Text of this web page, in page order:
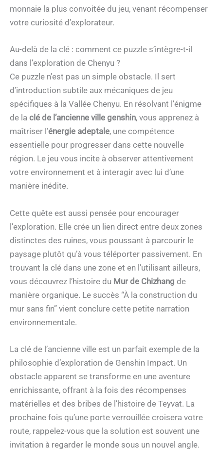
monnaie la plus convoitée du jeu, venant récompenser
votre curiosité d’explorateur.
Au-delà de la clé : comment ce puzzle s’intègre-t-il
dans l’exploration de Chenyu ?
Ce puzzle n’est pas un simple obstacle. Il sert
d’introduction subtile aux mécaniques de jeu
spécifiques à la Vallée Chenyu. En résolvant l’énigme
de la clé de l’ancienne ville genshin, vous apprenez à
maîtriser l’énergie adeptale, une compétence
essentielle pour progresser dans cette nouvelle
région. Le jeu vous incite à observer attentivement
votre environnement et à interagir avec lui d’une
manière inédite.
Cette quête est aussi pensée pour encourager
l’exploration. Elle crée un lien direct entre deux zones
distinctes des ruines, vous poussant à parcourir le
paysage plutôt qu’à vous téléporter passivement. En
trouvant la clé dans une zone et en l’utilisant ailleurs,
vous découvrez l’histoire du Mur de Chizhang de
manière organique. Le succès “À la construction du
mur sans fin” vient conclure cette petite narration
environnementale.
La clé de l’ancienne ville est un parfait exemple de la
philosophie d’exploration de Genshin Impact. Un
obstacle apparent se transforme en une aventure
enrichissante, offrant à la fois des récompenses
matérielles et des bribes de l’histoire de Teyvat. La
prochaine fois qu’une porte verrouillée croisera votre
route, rappelez-vous que la solution est souvent une
invitation à regarder le monde sous un nouvel angle.